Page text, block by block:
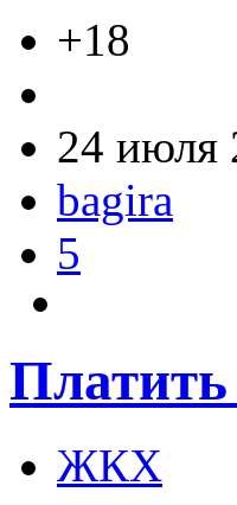
+18
24 июля
bagira
5
Платить
ЖКХ